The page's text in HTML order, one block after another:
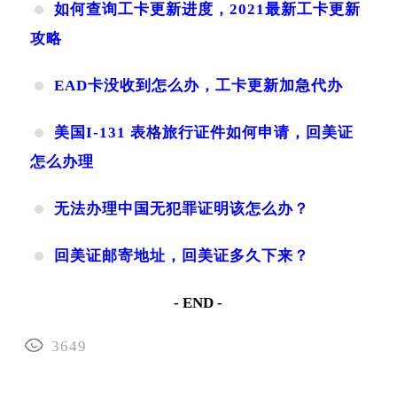
如何查询工卡更新进度，2021最新工卡更新
攻略
EAD卡没收到怎么办，工卡更新加急代办
美国I-131 表格旅行证件如何申请，回美证
怎么办理
无法办理中国无犯罪证明该怎么办？
回美证邮寄地址，回美证多久下来？
- END -
3649